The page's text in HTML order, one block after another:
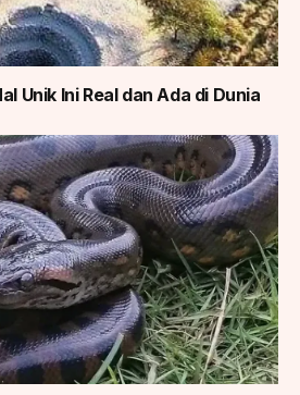
Unik Ini Real dan Ada di Dunia